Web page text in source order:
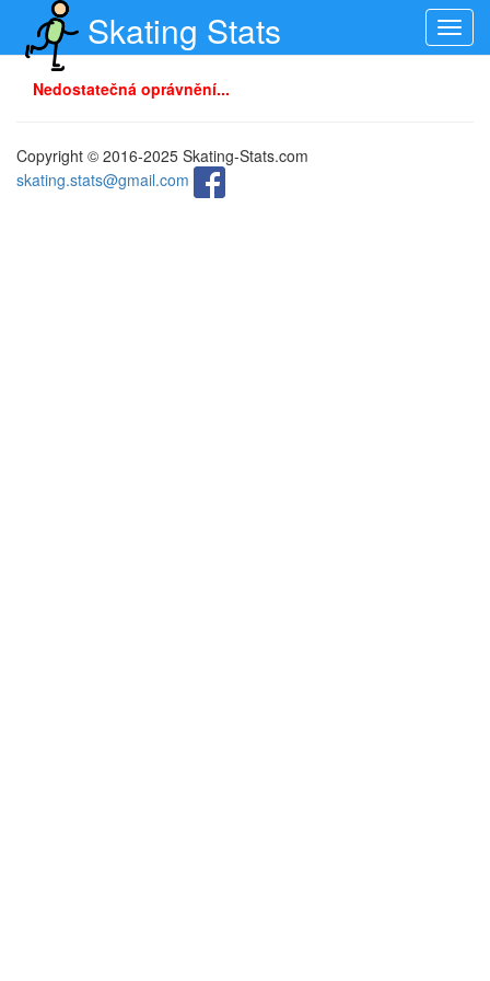
Skating Stats
Nedostatečná oprávnění...
Copyright © 2016-2025 Skating-Stats.com
skating.stats@gmail.com